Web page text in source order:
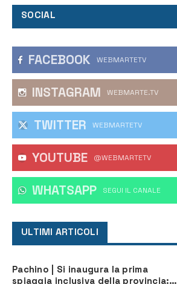
SOCIAL
FACEBOOK WEBMARTETV
INSTAGRAM WEBMARTE.TV
TWITTER WEBMARTETV
YOUTUBE @WEBMARTETV
WHATSAPP ‎SEGUI IL CANALE
ULTIMI ARTICOLI
Pachino | Si inaugura la prima
spiaggia inclusiva della provincia: